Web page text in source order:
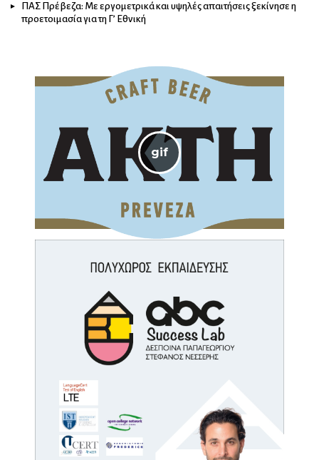
ΠΑΣ Πρέβεζα: Με εργομετρικά και υψηλές απαιτήσεις ξεκίνησε η
προετοιμασία για τη Γ’ Εθνική